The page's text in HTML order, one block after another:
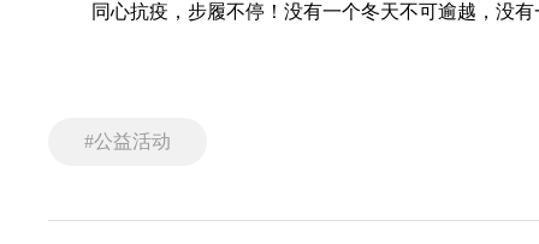
同心抗疫，步履不停！没有一个冬天不可逾越，没
#公益活动